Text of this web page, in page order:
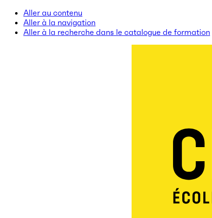
Aller au contenu
Aller à la navigation
Aller à la recherche dans le catalogue de formation